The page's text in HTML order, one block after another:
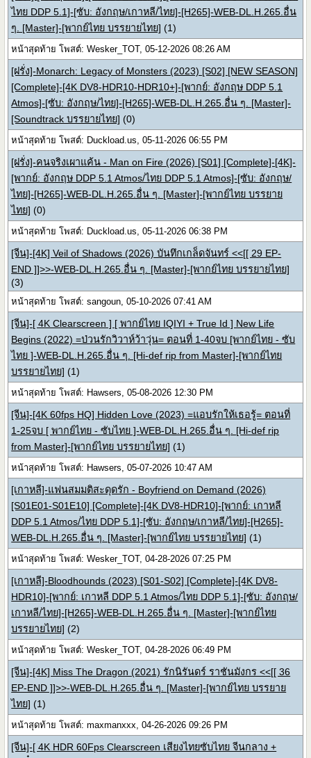
ไทย DDP 5.1]-[ซับ: อังกฤษ/เกาหลี/ไทย]-[H265]-WEB-DL.H.265.อื่น
ๆ. [Master]-[พากย์ไทย บรรยายไทย] (1)
หน้าสุดท้าย โพสต์: Wesker_TOT, 05-12-2026 08:26 AM
[ฝรั่ง]-Monarch: Legacy of Monsters (2023) [S02] [NEW SEASON]
[Complete]-[4K DV8-HDR10-HDR10+]-[พากย์: อังกฤษ DDP 5.1
Atmos]-[ซับ: อังกฤษ/ไทย]-[H265]-WEB-DL.H.265.อื่น ๆ. [Master]-
[Soundtrack บรรยายไทย] (0)
หน้าสุดท้าย โพสต์: Duckload.us, 05-11-2026 06:55 PM
[ฝรั่ง]-คนจริงเผาแค้น - Man on Fire (2026) [S01] [Complete]-[4K]-
[พากย์: อังกฤษ DDP 5.1 Atmos/ไทย DDP 5.1 Atmos]-[ซับ: อังกฤษ/
ไทย]-[H265]-WEB-DL.H.265.อื่น ๆ. [Master]-[พากย์ไทย บรรยาย
ไทย] (0)
หน้าสุดท้าย โพสต์: Duckload.us, 05-11-2026 06:38 PM
[จีน]-[4K] Veil of Shadows (2026) บันทึกเกล็ดจันทร์ <<[[ 29 EP-
END ]]>>-WEB-DL.H.265.อื่น ๆ. [Master]-[พากย์ไทย บรรยายไทย]
(3)
หน้าสุดท้าย โพสต์: sangoun, 05-10-2026 07:41 AM
[จีน]-[ 4K Clearscreen ] [ พากย์ไทย IQIYI + True Id ] New Life
Begins (2022) =ป่วนรักวิวาห์ว้าวุ่น= ตอนที่ 1-40จบ [พากย์ไทย - ซับ
ไทย ]-WEB-DL.H.265.อื่น ๆ. [Hi-def rip from Master]-[พากย์ไทย
บรรยายไทย] (1)
หน้าสุดท้าย โพสต์: Hawsers, 05-08-2026 12:30 PM
[จีน]-[4K 60fps HQ] Hidden Love (2023) =แอบรักให้เธอรู้= ตอนที่
1-25จบ [ พากย์ไทย - ซับไทย ]-WEB-DL.H.265.อื่น ๆ. [Hi-def rip
from Master]-[พากย์ไทย บรรยายไทย] (1)
หน้าสุดท้าย โพสต์: Hawsers, 05-07-2026 10:47 AM
[เกาหลี]-แฟนสมมติสะดุดรัก - Boyfriend on Demand (2026)
[S01E01-S01E10] [Complete]-[4K DV8-HDR10]-[พากย์: เกาหลี
DDP 5.1 Atmos/ไทย DDP 5.1]-[ซับ: อังกฤษ/เกาหลี/ไทย]-[H265]-
WEB-DL.H.265.อื่น ๆ. [Master]-[พากย์ไทย บรรยายไทย] (1)
หน้าสุดท้าย โพสต์: Wesker_TOT, 04-28-2026 07:25 PM
[เกาหลี]-Bloodhounds (2023) [S01-S02] [Complete]-[4K DV8-
HDR10]-[พากย์: เกาหลี DDP 5.1 Atmos/ไทย DDP 5.1]-[ซับ: อังกฤษ/
เกาหลี/ไทย]-[H265]-WEB-DL.H.265.อื่น ๆ. [Master]-[พากย์ไทย
บรรยายไทย] (2)
หน้าสุดท้าย โพสต์: Wesker_TOT, 04-28-2026 06:49 PM
[จีน]-[4K] Miss The Dragon (2021) รักนิรันดร์ ราชันมังกร <<[[ 36
EP-END ]]>>-WEB-DL.H.265.อื่น ๆ. [Master]-[พากย์ไทย บรรยาย
ไทย] (1)
หน้าสุดท้าย โพสต์: maxmanxxx, 04-26-2026 09:26 PM
[จีน]-[ 4K HDR 60Fps Clearscreen เสียงไทยซับไทย จีนกลาง +